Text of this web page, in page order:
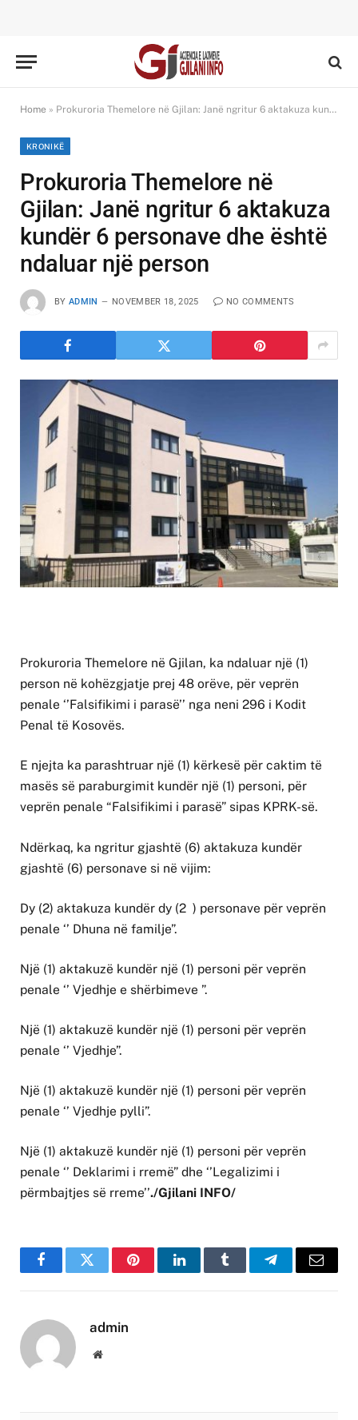
Home » Prokuroria Themelore në Gjilan: Janë ngritur 6 aktakuza kundër 6 personave dhe është ndaluar një person
KRONIKË
Prokuroria Themelore në
Gjilan: Janë ngritur 6 aktakuza
kundër 6 personave dhe është
ndaluar një person
BY ADMIN NOVEMBER 18, 2025 NO COMMENTS
Prokuroria Themelore në Gjilan, ka ndaluar një (1)
person në kohëzgjatje prej 48 orëve, për veprën
penale ‘’Falsifikimi i parasë’’ nga neni 296 i Kodit
Penal të Kosovës.
E njejta ka parashtruar një (1) kërkesë për caktim të
masës së paraburgimit kundër një (1) personi, për
veprën penale “Falsifikimi i parasë” sipas KPRK-së.
Ndërkaq, ka ngritur gjashtë (6) aktakuza kundër
gjashtë (6) personave si në vijim:
Dy (2) aktakuza kundër dy (2 ) personave për veprën
penale ‘’ Dhuna në familje”.
Një (1) aktakuzë kundër një (1) personi për veprën
penale ‘’ Vjedhje e shërbimeve ”.
Një (1) aktakuzë kundër një (1) personi për veprën
penale ‘’ Vjedhje”.
Një (1) aktakuzë kundër një (1) personi për veprën
penale ‘’ Vjedhje pylli”.
Një (1) aktakuzë kundër një (1) personi për veprën
penale ‘’ Deklarimi i rremë” dhe ‘’Legalizimi i
përmbajtjes së rreme’’./Gjilani INFO/
FacebookTwitter PinterestLinkedInTumblr TelegramEmail
admin
Website